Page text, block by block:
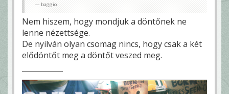
baggio
Nem hiszem, hogy mondjuk a döntőnek ne
lenne nézettsége.
De nyilván olyan csomag nincs, hogy csak a két
elődöntőt meg a döntőt veszed meg.